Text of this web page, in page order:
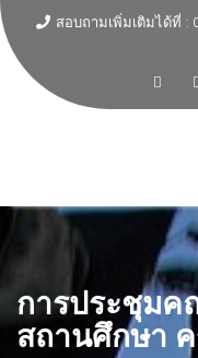
สอบถามเพิ่มเติมได้ที่
การประชุมค
สถานศึกษา